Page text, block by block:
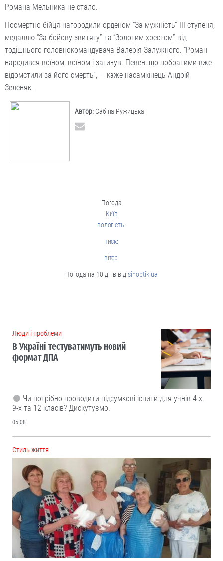
Романа Мельника не стало.
Посмертно бійця нагородили орденом “За мужність” ІІІ ступеня,
медаллю “За бойову звитягу” та “Золотим хрестом” від
тодішнього головнокомандувача Валерія Залужного. “Роман
народився воїном, воїном і загинув. Певен, що побратими вже
відомстили за його смерть”, — каже насамкінець Андрій
Зеленяк.
Автор: Сабіна Ружицька
Погода
Київ
вологість:
тиск:
вітер:
Погода на 10 днів від sinoptik.ua
Люди і проблеми
В Україні тестуватимуть новий
формат ДПА
Чи потрібно проводити підсумкові іспити для учнів 4-х,
9-х та 12 класів? Дискутуємо.
05.08
Cтиль життя